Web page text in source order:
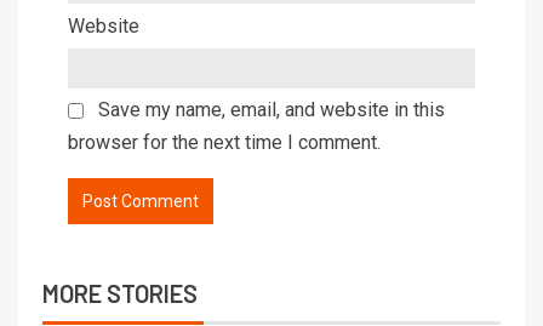
Website
Save my name, email, and website in this
browser for the next time I comment.
MORE STORIES